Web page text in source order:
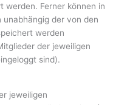
werden. Ferner können in
der von den
werden
der jeweiligen
sind).
jeweiligen